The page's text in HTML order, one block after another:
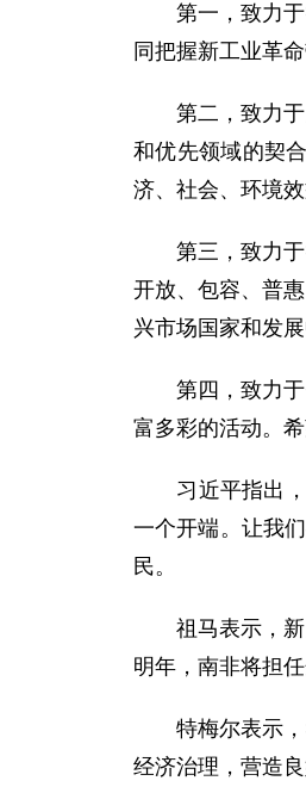
第一，致力于
同把握新工业革
第二，致力于
和优先领域的契
济、社会、环境
第三，致力于
开放、包容、普
兴市场国家和发
第四，致力于
富多彩的活动。
习近平指出，
一个开端。让我
民。
祖马表示，新形
明年，南非将担
特梅尔表示，
经济治理，营造良